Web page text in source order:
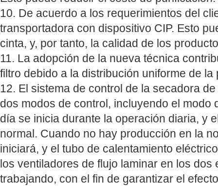
10. De acuerdo a los requerimientos del
transportadora con dispositivo CIP. Esto
cinta, y, por tanto, la calidad de los
11. La adopción de la nueva técnica
filtro debido a la distribución uniforme de la
12. El sistema de control de la secadora
dos modos de control, incluyendo el modo
día se inicia durante la operación diaria, y
normal. Cuando no hay producción en la
iniciará, y el tubo de calentamiento
los ventiladores de flujo laminar en los dos
trabajando, con el fin de garantizar el